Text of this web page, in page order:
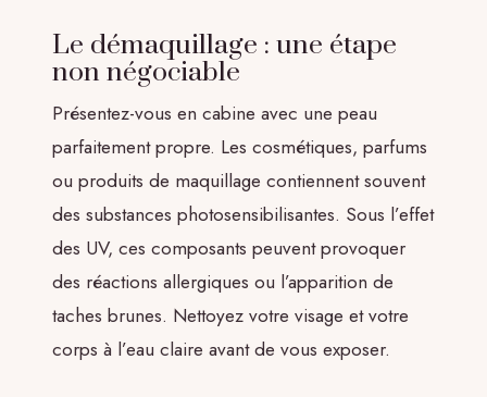
Le démaquillage : une étape
non négociable
Présentez-vous en cabine avec une peau
parfaitement propre. Les cosmétiques, parfums
ou produits de maquillage contiennent souvent
des substances photosensibilisantes. Sous l’effet
des UV, ces composants peuvent provoquer
des réactions allergiques ou l’apparition de
taches brunes. Nettoyez votre visage et votre
corps à l’eau claire avant de vous exposer.